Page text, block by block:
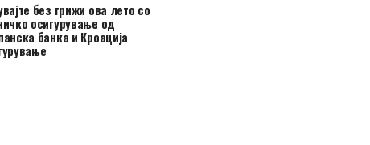
без грижи ова лето со
осигурување од
банка и Кроација